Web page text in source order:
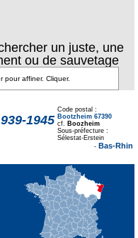
un juste, une
ou de sauvetage
1945
Code postal :
Bootzheim 67390
cf. Boozheim
Sous-préfecture :
Sélestat-Erstein
- Bas-Rhin